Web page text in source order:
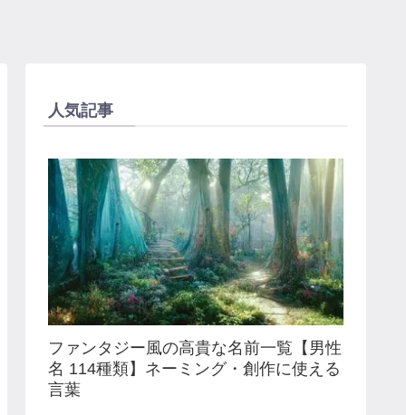
人気記事
ファンタジー風の高貴な名前一覧【男性
名 114種類】ネーミング・創作に使える
言葉